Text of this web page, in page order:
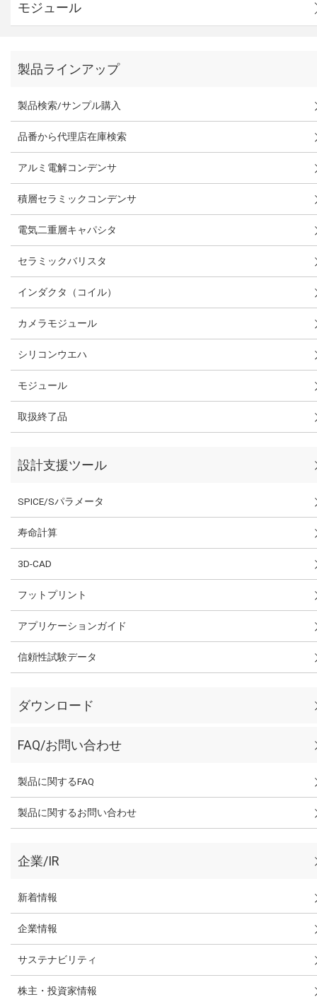
モジュール
製品ラインアップ
製品検索/サンプル購入
品番から代理店在庫検索
アルミ電解コンデンサ
積層セラミックコンデンサ
電気二重層キャパシタ
セラミックバリスタ
インダクタ（コイル）
カメラモジュール
シリコンウエハ
モジュール
取扱終了品
設計支援ツール
SPICE/Sパラメータ
寿命計算
3D-CAD
フットプリント
アプリケーションガイド
信頼性試験データ
ダウンロード
FAQ/お問い合わせ
製品に関するFAQ
製品に関するお問い合わせ
企業/IR
新着情報
企業情報
サステナビリティ
株主・投資家情報